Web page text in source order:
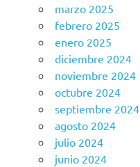
marzo 2025
febrero 2025
enero 2025
diciembre 2024
noviembre 2024
octubre 2024
septiembre 2024
agosto 2024
julio 2024
junio 2024